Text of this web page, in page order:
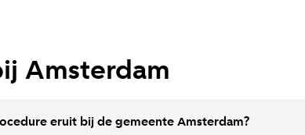
Amsterdam
eruit bij de gemeente Amsterdam?